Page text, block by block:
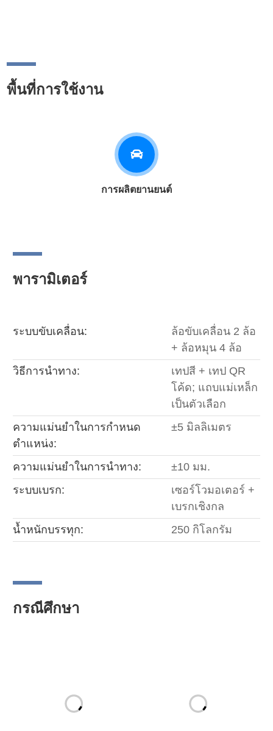
พื้นที่การใช้งาน
การผลิตยานยนต์
พารามิเตอร์
ระบบขับเคลื่อน:
ล้อขับเคลื่อน 2 ล้อ
+ ล้อหมุน 4 ล้อ
วิธีการนำทาง:
เทปสี + เทป QR
โค้ด; แถบแม่เหล็ก
เป็นตัวเลือก
ความแม่นยำในการกำหนด
ตำแหน่ง:
±5 มิลลิเมตร
ความแม่นยำในการนำทาง:
±10 มม.
ระบบเบรก:
เซอร์โวมอเตอร์ +
เบรกเชิงกล
น้ำหนักบรรทุก:
250 กิโลกรัม
กรณีศึกษา